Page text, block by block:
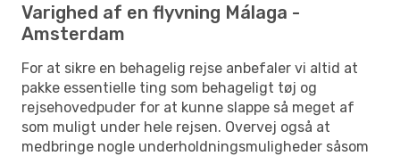
Varighed af en flyvning Málaga -
Amsterdam
For at sikre en behagelig rejse anbefaler vi altid at
pakke essentielle ting som behageligt tøj og
rejsehovedpuder for at kunne slappe så meget af
som muligt under hele rejsen. Overvej også at
medbringe nogle underholdningsmuligheder såsom